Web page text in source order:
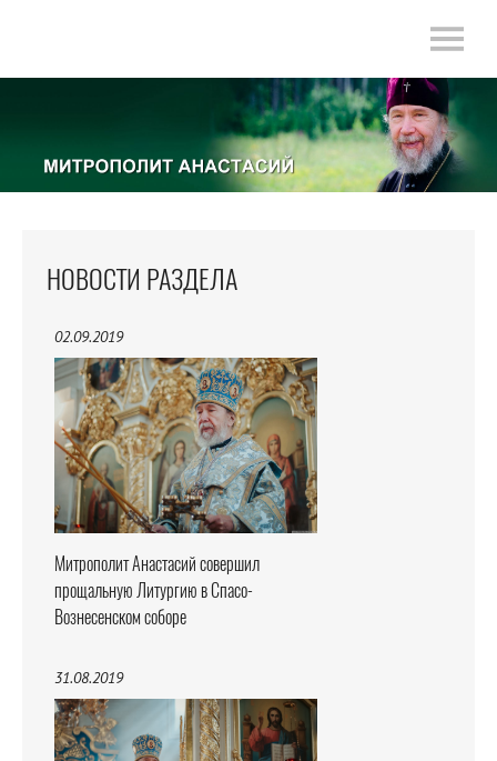
НОВОСТИ РАЗДЕЛА
02.09.2019
Митрополит Анастасий совершил
прощальную Литургию в Спасо-
Вознесенском соборе
31.08.2019